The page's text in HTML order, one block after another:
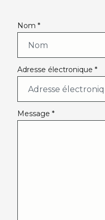
Nom *
Adresse électronique *
Message *